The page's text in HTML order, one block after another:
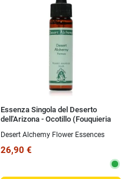
Essenza Singola del Deserto
dell'Arizona - Ocotillo (Fouquieria
Desert Alchemy Flower Essences
26,90 €